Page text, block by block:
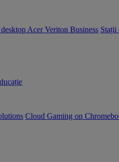
desktop Acer Veriton Business Stații
Cloud Gaming on